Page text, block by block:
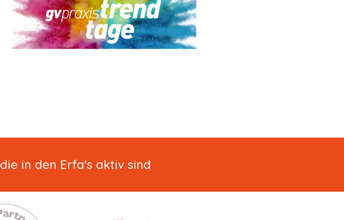
die in den Erfa's aktiv sind